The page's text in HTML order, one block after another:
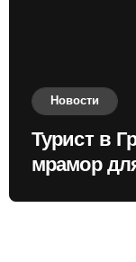
Новости
Турист в
мрамор